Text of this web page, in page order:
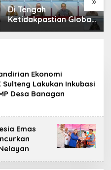
Di Tengah
Ketidakpastian Global,
OJK Pastikan
Ekonomi
Sulteng Lakukan Inkubasi
Desa Banagan
Emas